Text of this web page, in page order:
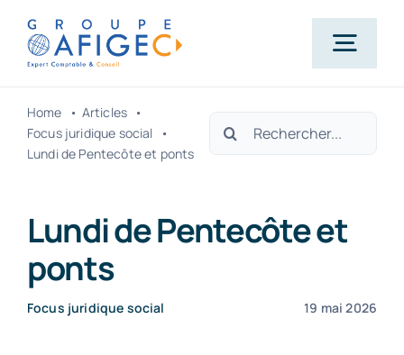
Passer
contenu
Accueil
Home
Articles
Focus juridique social
Lundi de Pentecôte et ponts
Rechercher:
Lundi de Pentecôte et
ponts
Focus juridique social 19 mai 2026